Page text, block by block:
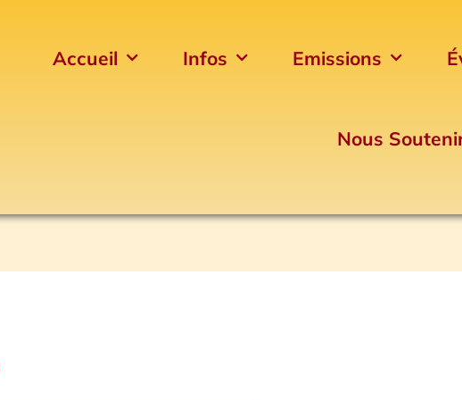
Accueil Infos Emissions
Nous